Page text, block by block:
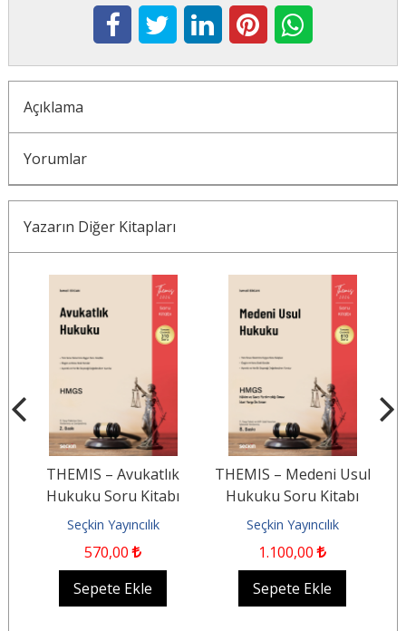
Açıklama
Yorumlar
Yazarın Diğer Kitapları
THEMIS – Avukatlık
Hukuku Soru Kitabı
Seçkin Yayıncılık
570,00
Sepete Ekle
THEMIS – Medeni Usul
Hukuku Soru Kitabı
Seçkin Yayıncılık
1.100,00
Sepete Ekle